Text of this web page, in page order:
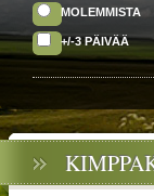
MOLEMMISTA
+/-3 PÄIVÄÄ